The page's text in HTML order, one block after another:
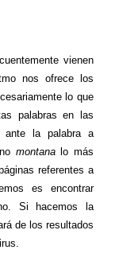
vienen
nos ofrece los
lo que
palabras en las
ante la palabra a
montana lo más
referentes a
es encontrar
Si hacemos la
de los resultados